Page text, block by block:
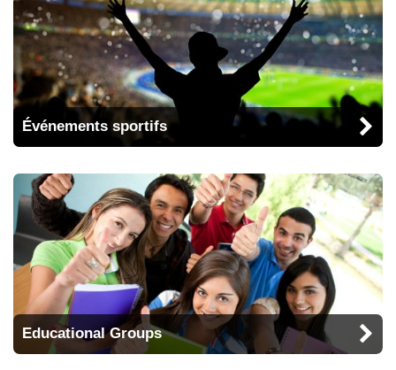
Événements sportifs
Educational Groups